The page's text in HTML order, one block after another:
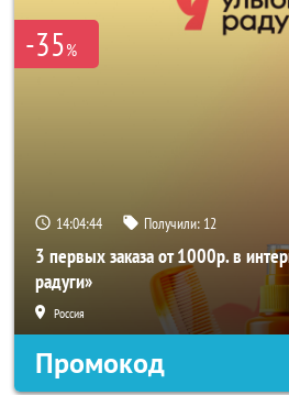
-35%
14:04:43 Получили: 12
3 первых заказа от 1000р. в
радуги»
Россия
Промокод